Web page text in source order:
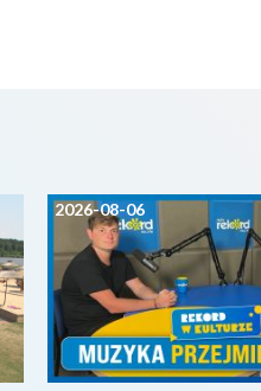
2026-08-06